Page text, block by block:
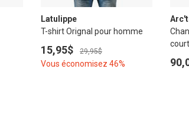
Latulippe
T-shirt Orignal pour homme
15,95$ 29,95$
Vous économisez 46%